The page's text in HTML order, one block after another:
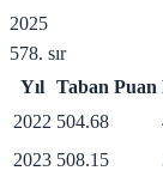
2025
578. sır
Yıl Taban Puan
2022 504.68
2023 508.15